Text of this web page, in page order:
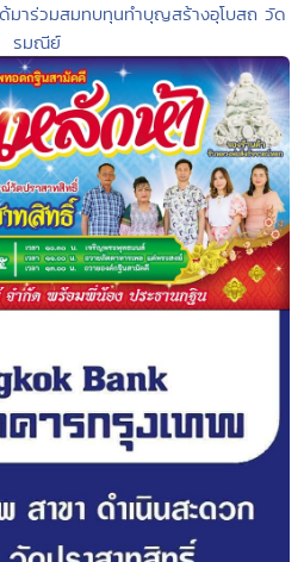
มาร่วมสมทบทุนทำบุญสร้างอุโบสถ วัด
รมณีย์